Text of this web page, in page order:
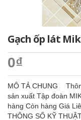
Gạch ốp lát
0₫
MÔ TẢ CHUNG
sản xuất Tập đoàn
hàng Còn hàng Giá
THÔNG SỐ KỸ